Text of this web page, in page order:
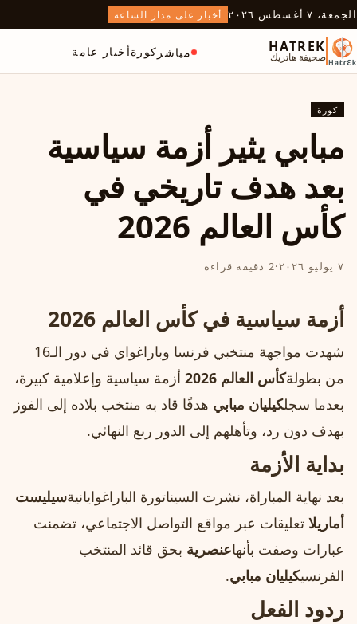
الجمعة، ٧ أغسطس ٢٠٢٦ أخبار على مدار الساعة
HATREK
صحيفة هاتريك مباشر كورةأخبار عامة
كورة
مبابي يثير أزمة سياسية
بعد هدف تاريخي في
كأس العالم 2026
٧ يوليو ٢٠٢٦ ·2 دقيقة قراءة
أزمة سياسية في كأس العالم 2026
شهدت مواجهة منتخبي فرنسا وباراغواي في دور الـ16
من بطولةكأس العالم 2026
أزمة سياسية وإعلامية كبيرة،
بعدما سجلكيليان مبابي هدفًا قاد به منتخب بلاده إلى الفوز
بهدف دون رد، وتأهلهم إلى الدور ربع النهائي.
بداية الأزمة
بعد نهاية المباراة، نشرت السيناتورة الباراغوايانيةسيليست
أماريلا تعليقات عبر مواقع التواصل الاجتماعي، تضمنت
عبارات وصفت بأنهاعنصرية بحق قائد المنتخب
الفرنسيكيليان مبابي.
ردود الفعل